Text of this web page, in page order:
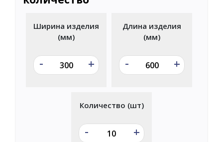
Ширина изделия
(мм)
- +
Длина изделия
(мм)
- +
Количество (шт)
- +